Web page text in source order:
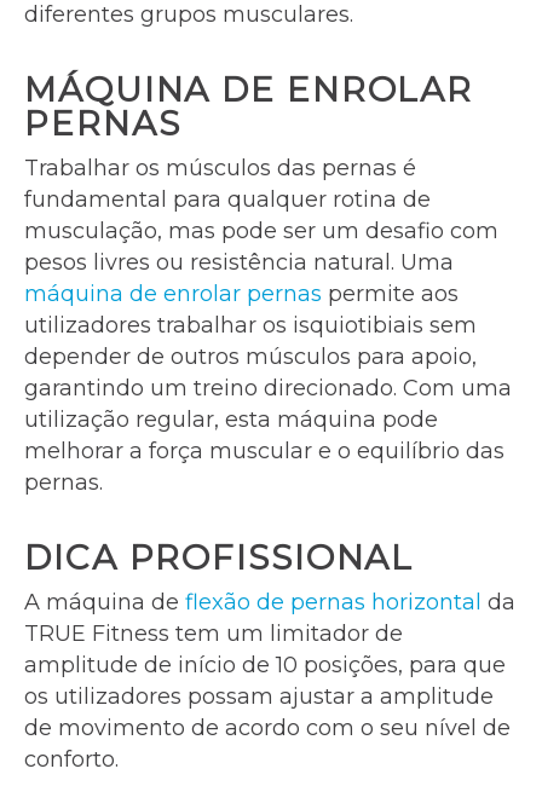
diferentes grupos musculares.
MÁQUINA DE ENROLAR
PERNAS
Trabalhar os músculos das pernas é
fundamental para qualquer rotina de
musculação, mas pode ser um desafio com
pesos livres ou resistência natural. Uma
máquina de enrolar pernas permite aos
utilizadores trabalhar os isquiotibiais sem
depender de outros músculos para apoio,
garantindo um treino direcionado. Com uma
utilização regular, esta máquina pode
melhorar a força muscular e o equilíbrio das
pernas.
DICA PROFISSIONAL
A máquina de flexão de pernas horizontal da
TRUE Fitness tem um limitador de
amplitude de início de 10 posições, para que
os utilizadores possam ajustar a amplitude
de movimento de acordo com o seu nível de
conforto.